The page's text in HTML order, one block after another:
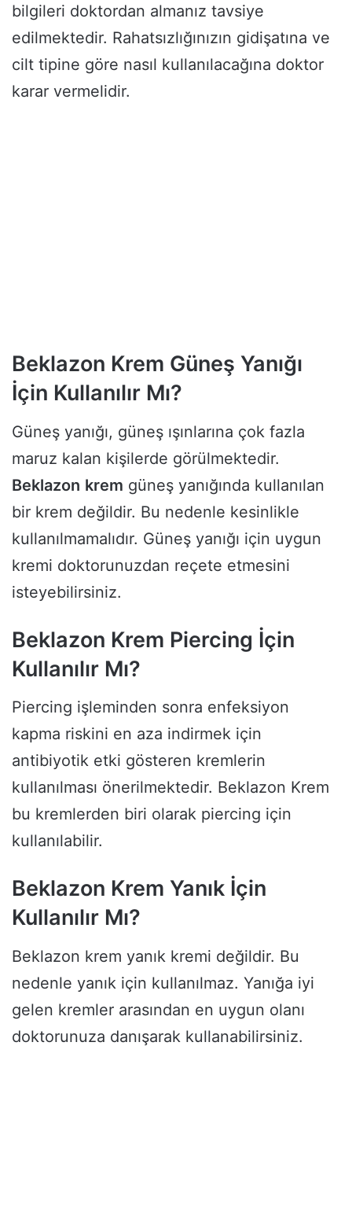
bilgileri doktordan almanız tavsiye
edilmektedir. Rahatsızlığınızın gidişatına ve
cilt tipine göre nasıl kullanılacağına doktor
karar vermelidir.
Beklazon Krem Güneş Yanığı
İçin Kullanılır Mı?
Güneş yanığı, güneş ışınlarına çok fazla
maruz kalan kişilerde görülmektedir.
Beklazon krem güneş yanığında kullanılan
bir krem değildir. Bu nedenle kesinlikle
kullanılmamalıdır. Güneş yanığı için uygun
kremi doktorunuzdan reçete etmesini
isteyebilirsiniz.
Beklazon Krem Piercing İçin
Kullanılır Mı?
Piercing işleminden sonra enfeksiyon
kapma riskini en aza indirmek için
antibiyotik etki gösteren kremlerin
kullanılması önerilmektedir. Beklazon Krem
bu kremlerden biri olarak piercing için
kullanılabilir.
Beklazon Krem Yanık İçin
Kullanılır Mı?
Beklazon krem yanık kremi değildir. Bu
nedenle yanık için kullanılmaz. Yanığa iyi
gelen kremler arasından en uygun olanı
doktorunuza danışarak kullanabilirsiniz.